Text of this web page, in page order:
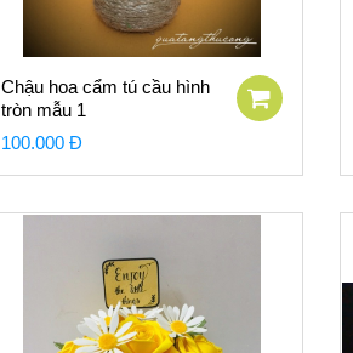
Chậu hoa cẩm tú cầu hình
tròn mẫu 1
100.000 Đ